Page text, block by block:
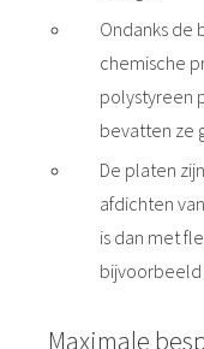
Ondanks de
chemische
polystyreen
bevatten ze
De platen
afdichten
is dan met
bijvoorbeeld
Maximale